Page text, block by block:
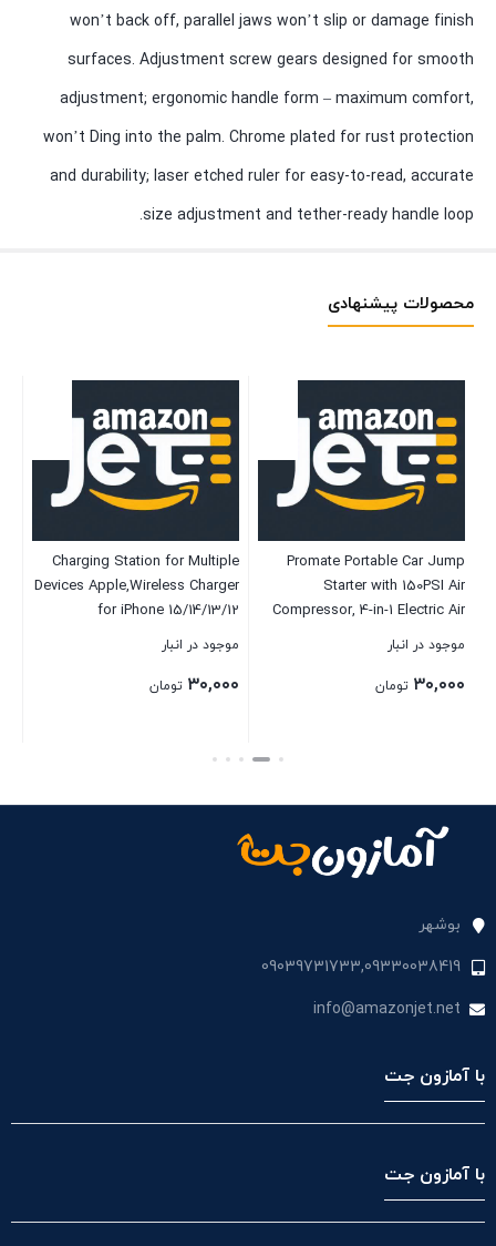
won’t back off, parallel jaws won’t slip or damage finish
surfaces. Adjustment screw gears designed for smooth
adjustment; ergonomic handle form – maximum comfort,
won’t Ding into the palm. Chrome plated for rust protection
and durability; laser etched ruler for easy-to-read, accurate
size adjustment and tether-ready handle loop.
محصولات پیشنهادی
Promate Portable Car Jump
Starter with 150PSI Air
Compressor, 4-in-1 Electric Air
Pump with 12000mAh Power
3.0 Ports, and Reverse Polarity
موجود در انبار
۳۰,۰۰۰ تومان
Charging Station for Multiple
Devices Apple,Wireless Charger
for iPhone 15/14/13/12
Series,Apple Watch
Ports Multi Charger Station 100w
موجود در انبار
۳۰,۰۰۰ تومان
بستن
بوشهر
09039731733,09330038419
info@amazonjet.net
با آمازون جت
با آمازون جت